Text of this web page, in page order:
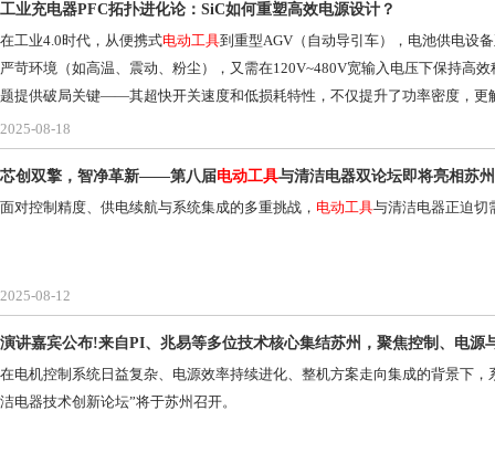
工业充电器PFC拓扑进化论：SiC如何重塑高效电源设计？
在工业4.0时代，从便携式电动工具到重型AGV（自动导引车），电池供电设
严苛环境（如高温、震动、粉尘），又需在120V~480V宽输入电压下保持高
题提供破局关键——其超快开关速度和低损耗特性，不仅提升了功率密度，更
PFC级设计策略，助您精准选型。
2025-08-18
芯创双擎，智净革新——第八届电动工具与清洁电器双论坛即将亮相苏州
面对控制精度、供电续航与系统集成的多重挑战， 电动工具与清洁电器正迫切
2025-08-12
演讲嘉宾公布!来自PI、兆易等多位技术核心集结苏州，聚焦控制、电源
在电机控制系统日益复杂、电源效率持续进化、整机方案走向集成的背景下
洁电器技术创新论坛”将于苏州召开。